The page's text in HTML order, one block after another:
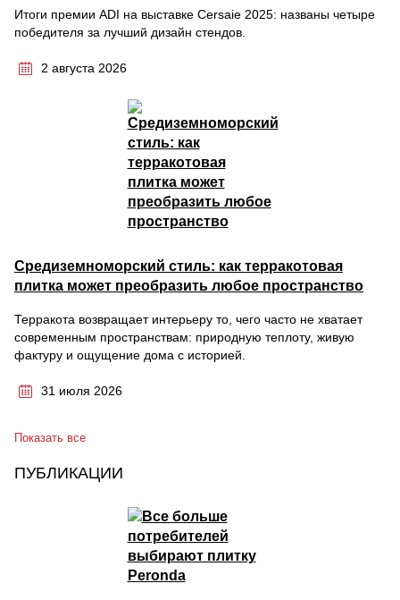
Итоги премии ADI на выставке Cersaie 2025: названы четыре
победителя за лучший дизайн стендов.
2 августа 2026
Средиземноморский стиль: как терракотовая
плитка может преобразить любое пространство
Терракота возвращает интерьеру то, чего часто не хватает
современным пространствам: природную теплоту, живую
фактуру и ощущение дома с историей.
31 июля 2026
Показать все
ПУБЛИКАЦИИ